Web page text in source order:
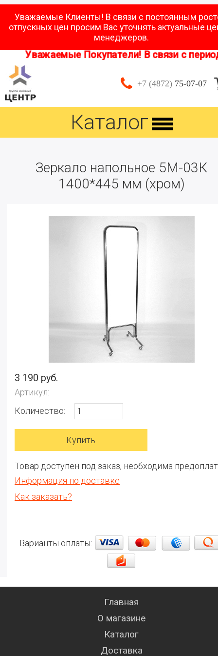
Уважаемые Клиенты! В связи с постоянным
отпускных цен просим Вас уточнять актуальные
менеджеров.
Уважаемые Покупатели! В связи с
+7 (4872) 75-07-07
Каталог
Зеркало напольное 5М-03К
1400*445 мм (хром)
3 190 руб.
Артикул:
Количество:
Товар доступен под заказ, необходима
Информация по доставке
Как заказать?
Варианты оплаты:
Главная
О магазине
Каталог
Доставка